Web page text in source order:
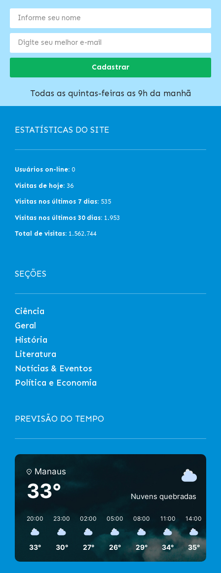
Cadastrar
Todas as quintas-feiras as 9h da manhã
ESTATÍSTICAS DO SITE
Usuários on-line: 0
Visitas de hoje: 36
Visitas nos últimos 7 dias: 535
Visitas nos últimos 30 dias: 1.953
Total de visitas: 1.562.744
SEÇÕES
Ciência
Geral
História
Literatura
Notícias & Eventos
Política e Economia
PREVISÃO DO TEMPO
Manaus
33° Nuvens quebradas
20:00
33°
23:00
30°
02:00
27°
05:00
26°
08:00
29°
11:00
34°
14:00
35°